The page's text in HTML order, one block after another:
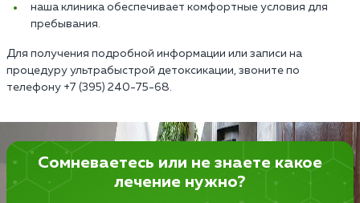
наша клиника обеспечивает комфортные условия для
пребывания.
Для получения подробной информации или записи на
процедуру ультрабыстрой детоксикации, звоните по
телефону +7 (395) 240-75-68.
Сомневаетесь или не знаете какое
лечение нужно?